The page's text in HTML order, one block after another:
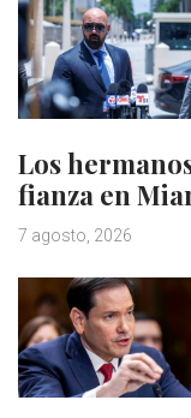
Los
fianza en
7 agosto, 2026